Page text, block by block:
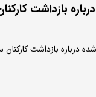
بازداشت
درباره بازداشت کارکنان